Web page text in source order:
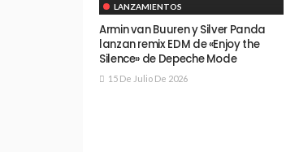
LANZAMIENTOS
Armin van Buuren y Silver Panda
lanzan remix EDM de «Enjoy the
Silence» de Depeche Mode
15 De Julio De 2026